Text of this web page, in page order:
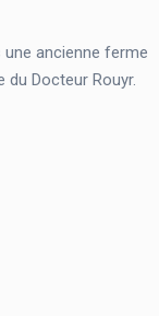
une ancienne ferme
Docteur Rouyr.